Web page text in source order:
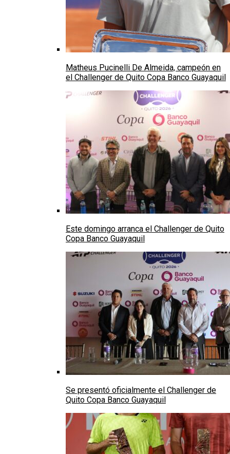
Matheus Pucinelli De Almeida, campeón en
el Challenger de Quito Copa Banco Guayaquil
Este domingo arranca el Challenger de Quito
Copa Banco Guayaquil
Se presentó oficialmente el Challenger de
Quito Copa Banco Guayaquil